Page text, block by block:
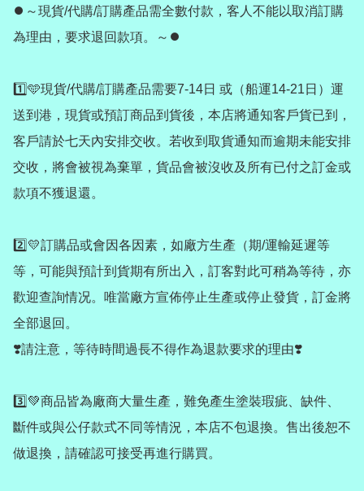
⏺️～現貨/代購/訂購產品需全數付款，客人不能以取消訂購
為理由，要求退回款項。～⏺️
1️⃣🩵現貨/代購/訂購產品需要7-14日 或（船運14-21日）運
送到港，現貨或預訂商品到貨後，本店將通知客戶貨已到，
客戶請於七天內安排交收。若收到取貨通知而逾期未能安排
交收，將會被視為棄單，貨品會被沒收及所有已付之訂金或
款項不獲退還。
2️⃣💛訂購品或會因各因素，如廠方生產（期/運輸延遲等
等，可能與預計到貨期有所出入，訂客對此可稍為等待，亦
歡迎查詢情况。唯當廠方宣佈停止生產或停止發貨，訂金將
全部退回。
❣️請注意，等待時間過長不得作為退款要求的理由❣️
3️⃣💚商品皆為廠商大量生產，難免產生塗裝瑕疵、缺件、
斷件或與公仔款式不同等情況，本店不包退換。售出後恕不
做退換，請確認可接受再進行購買。